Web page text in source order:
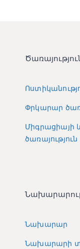
Փրկարար
Միգրացիայի
ծառայություն
Նախարար
Նախարարի